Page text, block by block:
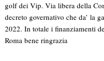
golf dei Vip. Via libera della
decreto governativo che da’ la
2022. In totale i finanziamenti
Roma bene ringrazia